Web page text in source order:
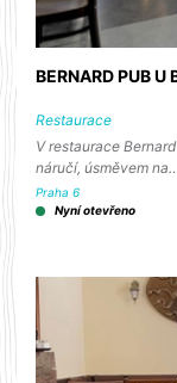
BERNARD PUB U
Restaurace
V restaurace
náručí, úsměvem
Praha 6
Nyní otevřeno